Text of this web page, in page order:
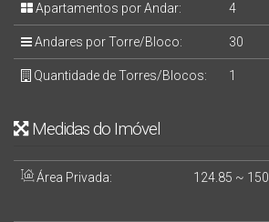
Apartamentos por Andar: 4
Andares por Torre/Bloco: 30
Quantidade de Torres/Blocos: 1
Medidas do Imóvel
Área Privada: 124 .85 ~ 150